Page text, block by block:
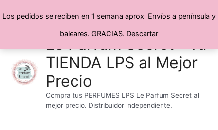
Los pedidos se reciben en 1 semana aprox. Envíos a península y
baleares. GRACIAS. Descartar
contenido
TIENDA LPS al Mejor
Precio
Compra tus PERFUMES LPS Le Parfum Secret al
mejor precio. Distribuidor independiente.
Menú
principal